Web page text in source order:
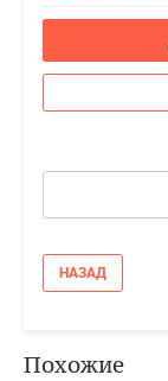
НАЗАД
Похожие